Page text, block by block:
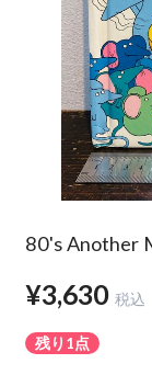
80's Another
¥3,630 税込
残り1点